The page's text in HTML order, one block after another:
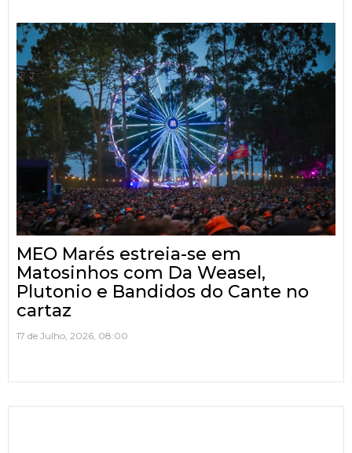
MEO Marés estreia-se em
Matosinhos com Da Weasel,
Plutonio e Bandidos do Cante no
cartaz
17 de Julho, 2026, 08:00